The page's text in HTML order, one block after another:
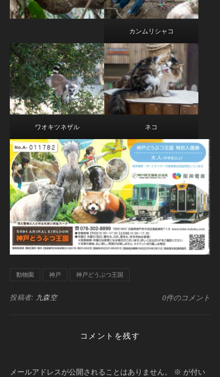
カンムリシャコ
ワオキツネザル ネコ
動物園 神戸 神戸どうぶつ王国
投稿者: 九森空 0件のコメント
コメントを残す
メールアドレスが公開されることはありません。 ※ が付い